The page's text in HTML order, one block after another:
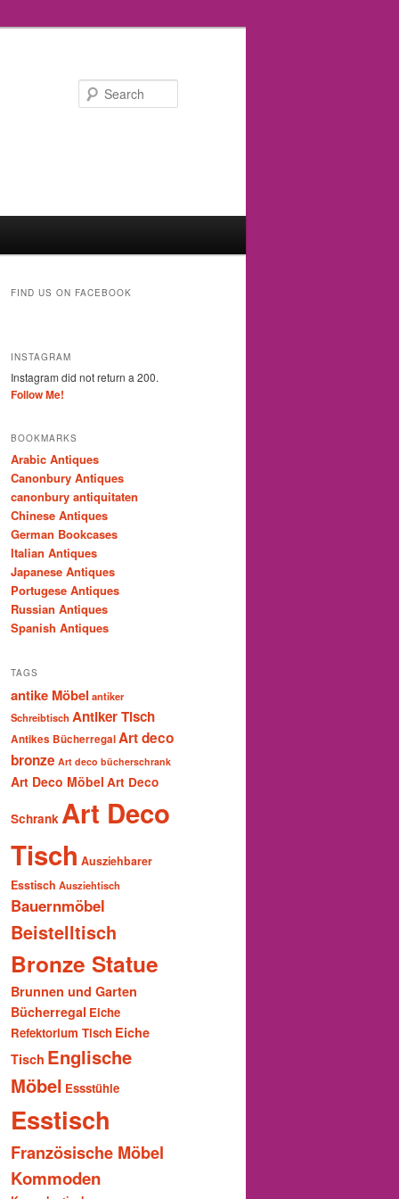
FIND US ON FACEBOOK
INSTAGRAM
Instagram did not return a 200.
Follow Me!
BOOKMARKS
Arabic Antiques
Canonbury Antiques
canonbury antiquitaten
Chinese Antiques
German Bookcases
Italian Antiques
Japanese Antiques
Portugese Antiques
Russian Antiques
Spanish Antiques
TAGS
antike Möbel antiker
Schreibtisch Antiker Tisch
Antikes BücherregalArt deco
bronze Art deco bücherschrank
Art Deco Möbel Art Deco
Schrank Art Deco
Tisch Ausziehbarer
Esstisch Ausziehtisch
Bauernmöbel
Beistelltisch
Bronze Statue
Brunnen und Garten
Bücherregal Eiche
Refektorium Tisch Eiche
Tisch Englische
Möbel Essstühle
Esstisch
Französische Möbel
Kommoden